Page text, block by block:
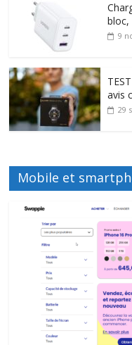
bloc,
9
avis
29
Mobile et